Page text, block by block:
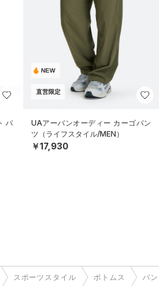
パ
NEW
直営限定
UAアーバンオーディー カーゴパン
ツ（ライフスタイル/MEN）
￥17,930
スポーツスタイル ボトムス パ